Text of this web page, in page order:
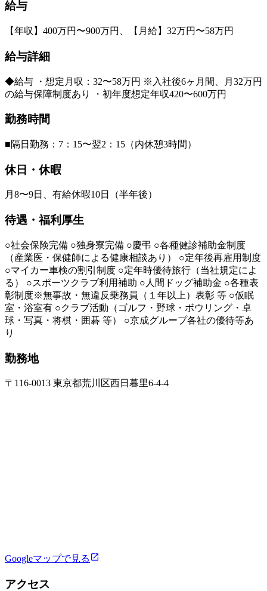
給与
【年収】400万円〜900万円、【月給】32万円〜58万円
給与詳細
◆給与 ・想定月収：32〜58万円 ※入社後6ヶ月間、月32万円
の給与保障制度あり ・初年度想定年収420〜600万円
勤務時間
■隔日勤務：7：15〜翌2：15（内休憩3時間）
休日・休暇
月8〜9日、有給休暇10日（半年後）
待遇・福利厚生
○社会保険完備 ○独身寮完備 ○慶弔 ○各種健診補助金制度
（産業医・保健師による健康相談あり） ○定年後再雇用制度
○マイカー車検の割引制度 ○定年時優待旅行（当社規定によ
る） ○スポーツクラブ利用補助 ○人間ドッグ補助金 ○各種表
彰制度※無事故・無違反乗務員（１年以上）表彰 等 ○仮眠
室・浴室有 ○クラブ活動（ゴルフ・野球・ボウリング・卓
球・写真・将棋・囲碁 等） ○京成グループ各社の優待等あ
り
勤務地
〒116-0013 東京都荒川区西日暮里6-4-4
Googleマップで見る
アクセス